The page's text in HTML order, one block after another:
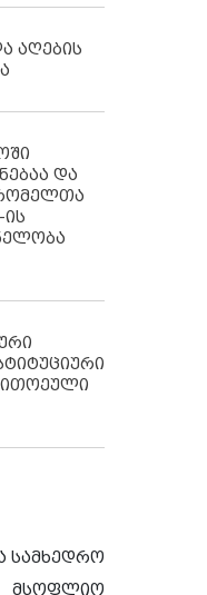
აღების
და
ის
სამხედრო
მსოფლიო